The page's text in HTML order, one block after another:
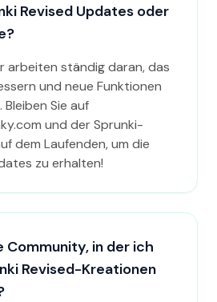
Revised Updates oder
arbeiten ständig daran, das
und neue Funktionen
Bleiben Sie auf
und der Sprunki-
dem Laufenden, um die
zu erhalten!
Community, in der ich
Revised-Kreationen